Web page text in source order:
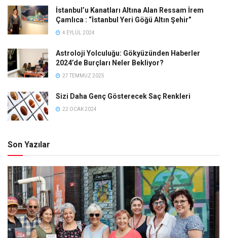
İstanbul’u Kanatları Altına Alan Ressam İrem
Çamlıca : “İstanbul Yeri Göğü Altın Şehir”
4 EYLÜL 2024
Astroloji Yolculuğu: Gökyüzünden Haberler
2024’de Burçları Neler Bekliyor?
27 TEMMUZ 2025
Sizi Daha Genç Gösterecek Saç Renkleri
22 OCAK 2024
Son Yazılar